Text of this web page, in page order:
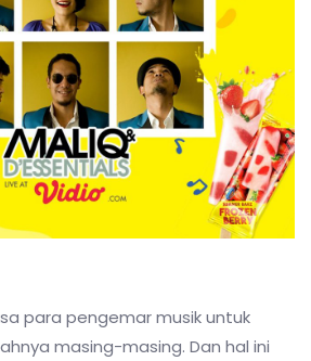
para pengemar musik untuk
masing-masing. Dan hal ini